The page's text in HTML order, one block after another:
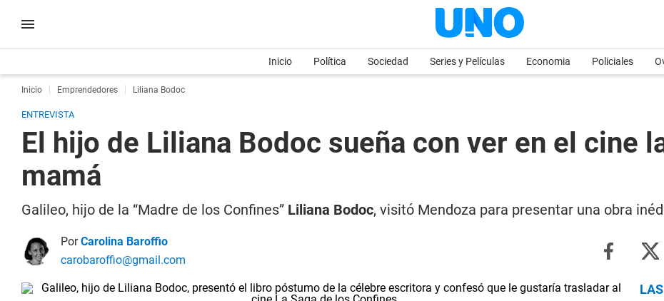
Inicio Política Sociedad Series y Películas Economia Policiales
Inicio Emprendedores Liliana Bodoc
ENTREVISTA
El hijo de Liliana Bodoc sueña con ver en el cine
mamá
Galileo, hijo de la “Madre de los Confines” Liliana Bodoc, visitó Mendoza para presentar una obra
PorCarolina Baroffio
carobaroffio@gmail.com